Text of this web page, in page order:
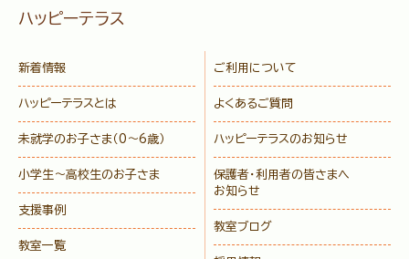
ハッピーテラス
新着情報
ハッピーテラスとは
未就学のお子さま （0〜6歳）
小学生〜高校生のお子さま
支援事例
教室一覧
ご利用について
よくあるご質問
ハッピーテラスのお知らせ
保護者・利用者の皆さまへ
お知らせ
教室ブログ